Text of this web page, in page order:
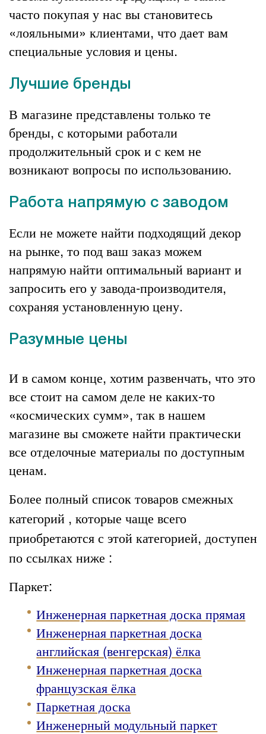
часто покупая у нас вы становитесь
«лояльными» клиентами, что дает вам
специальные условия и цены.
Лучшие бренды
В магазине представлены только те
бренды, с которыми работали
продолжительный срок и с кем не
возникают вопросы по использованию.
Работа напрямую с заводом
Если не можете найти подходящий декор
на рынке, то под ваш заказ можем
напрямую найти оптимальный вариант и
запросить его у завода-производителя,
сохраняя установленную цену.
Разумные цены
И в самом конце, хотим развенчать, что это
все стоит на самом деле не каких-то
«космических сумм», так в нашем
магазине вы сможете найти практически
все отделочные материалыпо доступным
ценам.
Более полный список товаров смежных
категорий , которые чаще всего
приобретаются с этой категорией, доступен
по ссылках ниже :
Паркет:
Инженерная паркетная доска прямая
Инженерная паркетная доска
английская (венгерская) ёлка
Инженерная паркетная доска
французская ёлка
Паркетная доска
Инженерный модульный паркет